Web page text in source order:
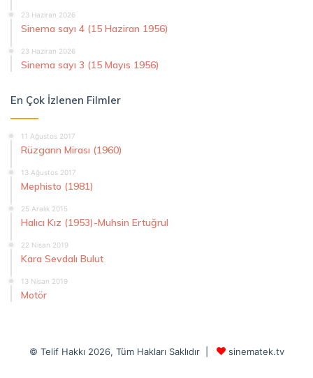
23 Haziran 2026
Sinema sayı 4 (15 Haziran 1956)
23 Haziran 2026
Sinema sayı 3 (15 Mayıs 1956)
En Çok İzlenen Filmler
11 Ağustos 2017
Rüzgarın Mirası (1960)
13 Ağustos 2017
Mephisto (1981)
25 Aralık 2015
Halıcı Kız (1953)-Muhsin Ertuğrul
22 Nisan 2019
Kara Sevdalı Bulut
13 Nisan 2019
Motör
© Telif Hakkı 2026, Tüm Hakları Saklıdır | sinematek.tv